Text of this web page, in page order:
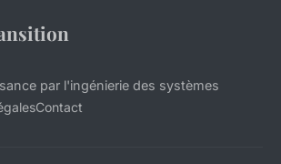
par l'ingénierie des systèmes
Contact